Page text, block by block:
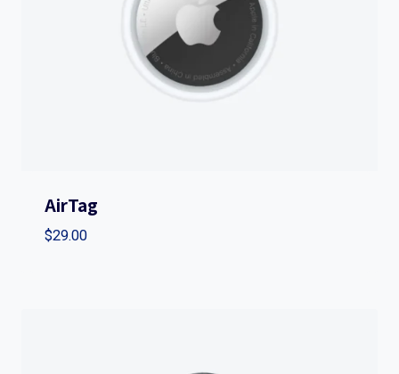
AirTag
$29.00